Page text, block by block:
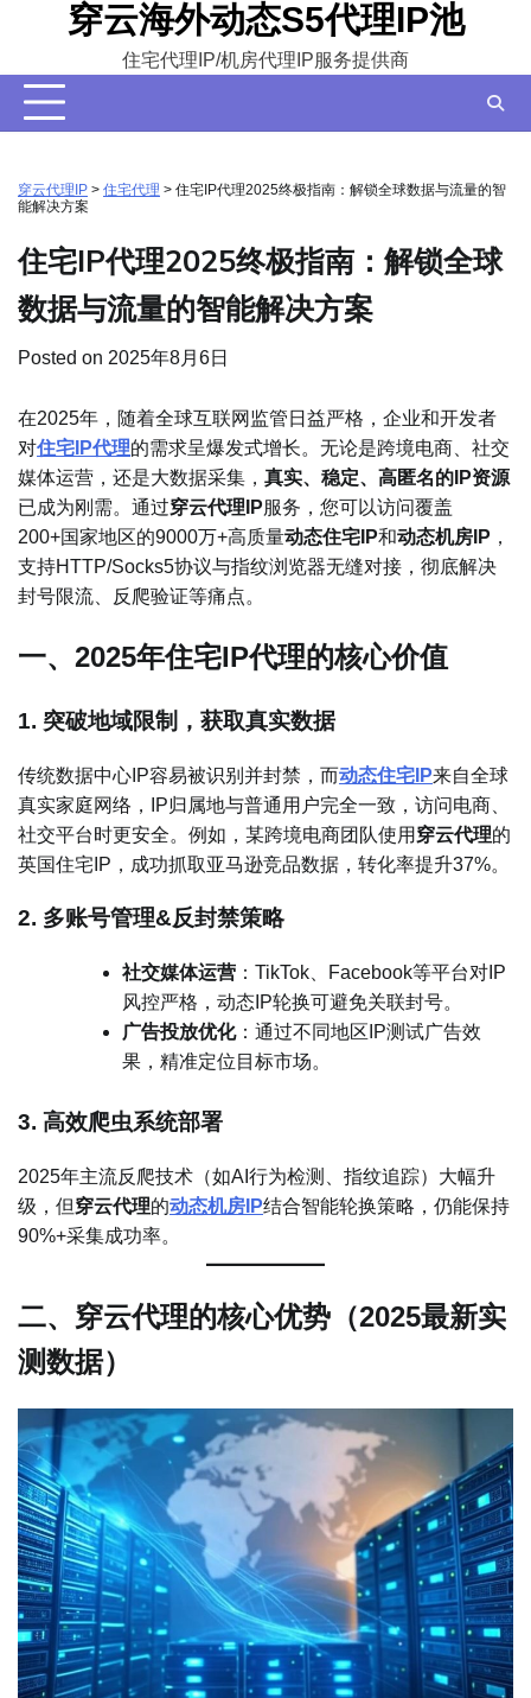
content
穿云海外动态S5代理IP池
住宅代理IP/机房代理IP服务提供商
穿云代理IP > 住宅代理 > 住宅IP代理2025终极指南：解锁全球数据与流量的智
能解决方案
住宅IP代理2025终极指南：解锁全球
数据与流量的智能解决方案
Posted on 2025年8月6日
在2025年，随着全球互联网监管日益严格，企业和开发者
对住宅IP代理的需求呈爆发式增长。无论是跨境电商、社交
媒体运营，还是大数据采集， 真实、稳定、高匿名的IP资源
已成为刚需。通过穿云代理IP服务，您可以访问覆盖
200+国家地区的9000万+高质量动态住宅IP和动态机房IP ，
支持HTTP/Socks5协议与指纹浏览器无缝对接，彻底解决
封号限流、反爬验证等痛点。
一、2025年住宅IP代理的核心价值
1. 突破地域限制，获取真实数据
传统数据中心IP容易被识别并封禁，而动态住宅IP来自全球
真实家庭网络，IP归属地与普通用户完全一致，访问电商、
社交平台时更安全。例如，某跨境电商团队使用 穿云代理的
英国住宅IP，成功抓取亚马逊竞品数据，转化率提升37%。
2. 多账号管理&反封禁策略
社交媒体运营 ：TikTok、Facebook等平台对IP
风控严格，动态IP轮换可避免关联封号。
广告投放优化：通过不同地区IP测试广告效
果，精准定位目标市场。
3. 高效爬虫系统部署
2025年主流反爬技术（如AI行为检测、指纹追踪）大幅升
级，但穿云代理的动态机房IP结合智能轮换策略，仍能保持
90%+采集成功率。
二、穿云代理的核心优势（2025最新实
测数据）